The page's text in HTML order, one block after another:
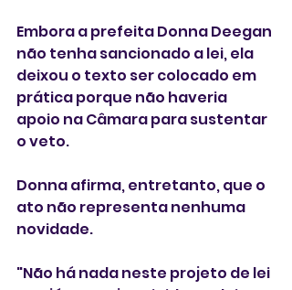
Embora a prefeita Donna Deegan
não tenha sancionado a lei, ela
deixou o texto ser colocado em
prática porque não haveria
apoio na Câmara para sustentar
o veto.
Donna afirma, entretanto, que o
ato não representa nenhuma
novidade.
"Não há nada neste projeto de lei